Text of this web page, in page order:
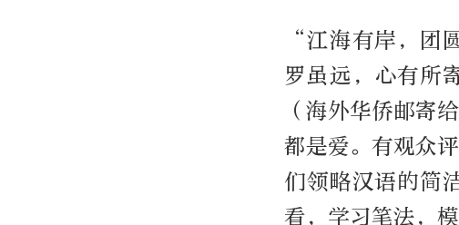
“江海有岸，
罗虽远，心有
（海外华侨邮寄
都是爱。有观众
们领略汉语的简
看，学习笔法，